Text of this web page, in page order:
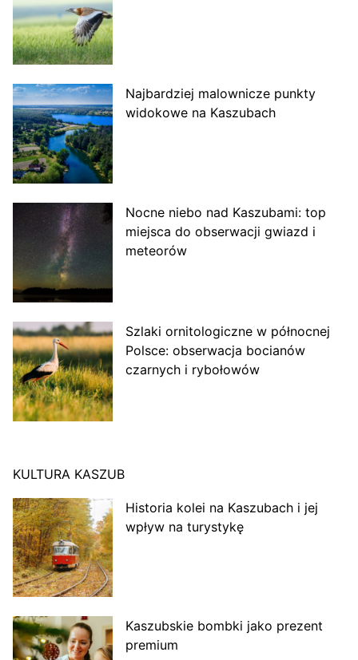
Najbardziej malownicze punkty
widokowe na Kaszubach
Nocne niebo nad Kaszubami: top
miejsca do obserwacji gwiazd i
meteorów
Szlaki ornitologiczne w północnej
Polsce: obserwacja bocianów
czarnych i rybołowów
KULTURA KASZUB
Historia kolei na Kaszubach i jej
wpływ na turystykę
Kaszubskie bombki jako prezent
premium